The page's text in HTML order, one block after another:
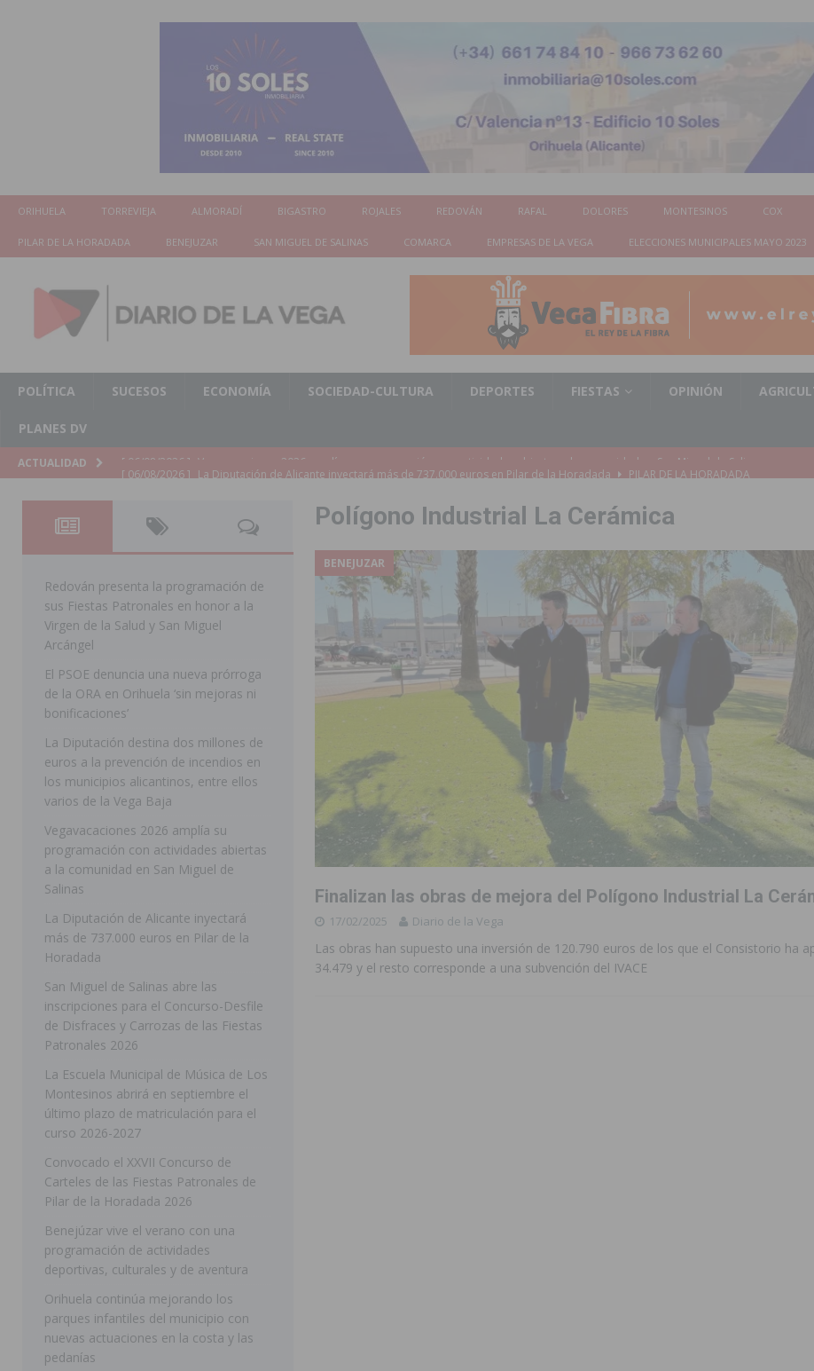
ORIHUELA TORREVIEJA ALMORADÍ BIGASTRO ROJALES REDOVÁN RAFAL DOLORES MONTESINOS COX
PILAR DE LA HORADADA BENEJUZAR SAN MIGUEL DE SALINAS COMARCA EMPRESAS DE LA VEGA ELECCIONES MUNICIPALES MAYO 2023
POLÍTICA SUCESOS ECONOMÍA SOCIEDAD-CULTURA DEPORTES FIESTAS OPINIÓN
PLANES DV
ACTUALIDAD [ 06/08/2026 ] La Diputación de Alicante inyectará más de 737.000 euros en Pilar de la Horadada
PILAR DE LA HORADADA
Patronales 2026
SAN MIGUEL DE SALINAS
[ 06/08/2026 ] La Escuela Municipal de Música de Los Montesinos abrirá en septiembre el último plazo de matriculación para el
curso 2026-2027
MONTESINOS
[ 06/08/2026 ]
Convocado el XXVII Concurso de Carteles de las Fiestas Patronales de Pilar de la Horadada 2026
PILAR DE LA
[ 06/08/2026 ] Benejúzar vive el verano con una programación de actividades deportivas, culturales y de aventura
BENEJUZAR
Orihuela continúa mejorando los parques infantiles del municipio con nuevas actuaciones en la costa y las
pedanías
ORIHUELA
[ 06/08/2026 ]
El PP de Guardamar lleva al Pleno dos mociones para pedir responsabilidades y dimisiones
GUARDAMAR
[ 05/08/2026 ]
Orihuela ultima diferentes soluciones para garantizar la seguridad y la continuidad educativa del alumnado del
CEIP Virgen de la Puerta
ORIHUELA
[ 05/08/2026 ] Sanidad Orihuela llama a observar el eclipse solar del 12 de agosto con protección homologada y a planificar
los desplazamientos
ORIHUELA
Orihuela acogerá una sesión informativa sobre los recursos disponibles para las mujeres víctimas de violencia
ORIHUELA
[ 06/08/2026 ]
Redován presenta la programación de sus Fiestas Patronales en honor a la Virgen de la Salud y San Miguel
[ 06/08/2026 ] El PSOE denuncia una nueva prórroga de la ORA en Orihuela ‘sin mejoras ni bonificaciones’
[ 06/08/2026 ]
La Diputación destina dos millones de euros a la prevención de incendios en los municipios alicantinos, entre
ellos varios de la Vega Baja
[ 06/08/2026 ] Vegavacaciones 2026 amplía su programación con actividades abiertas a la comunidad en San Miguel de Salinas
Polígono Industrial La Cerámica
BENEJUZAR
Finalizan las obras de mejora del Polígono Industrial La
17/02/2025 Diario de la Vega
Las obras han supuesto una inversión de 120.790 euros de los que el Consistorio ha
34.479 y el resto corresponde a una subvención del IVACE
Redován presenta la programación de
sus Fiestas Patronales en honor a la
Virgen de la Salud y San Miguel
Arcángel
El PSOE denuncia una nueva prórroga
de la ORA en Orihuela ‘sin mejoras ni
bonificaciones’
La Diputación destina dos millones de
euros a la prevención de incendios en
los municipios alicantinos, entre ellos
varios de la Vega Baja
Vegavacaciones 2026 amplía su
programación con actividades abiertas
a la comunidad en San Miguel de
Salinas
La Diputación de Alicante inyectará
más de 737.000 euros en Pilar de la
Horadada
San Miguel de Salinas abre las
inscripciones para el Concurso-Desfile
de Disfraces y Carrozas de las Fiestas
Patronales 2026
La Escuela Municipal de Música de Los
Montesinos abrirá en septiembre el
último plazo de matriculación para el
curso 2026-2027
Convocado el XXVII Concurso de
Carteles de las Fiestas Patronales de
Pilar de la Horadada 2026
Benejúzar vive el verano con una
programación de actividades
deportivas, culturales y de aventura
Orihuela continúa mejorando los
parques infantiles del municipio con
nuevas actuaciones en la costa y las
pedanías